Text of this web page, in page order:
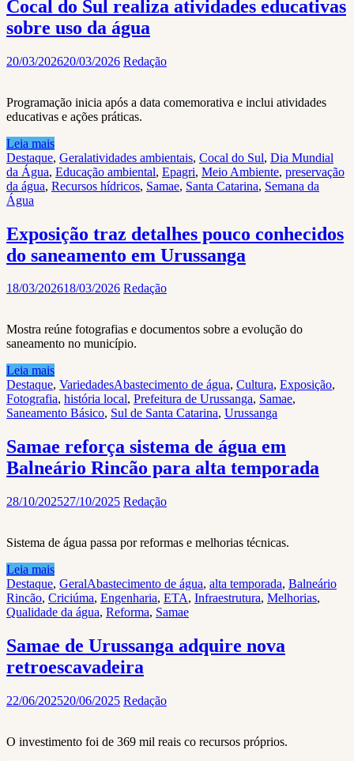
Cocal do Sul realiza atividades educativas
sobre uso da água
20/03/202620/03/2026 Redação
Programação inicia após a data comemorativa e inclui atividades
educativas e ações práticas.
Leia mais
Destaque, Geralatividades ambientais, Cocal do Sul, Dia Mundial
da Água, Educação ambiental, Epagri, Meio Ambiente, preservação
da água, Recursos hídricos, Samae, Santa Catarina, Semana da
Água
Exposição traz detalhes pouco conhecidos
do saneamento em Urussanga
18/03/202618/03/2026 Redação
Mostra reúne fotografias e documentos sobre a evolução do
saneamento no município.
Leia mais
Destaque, VariedadesAbastecimento de água, Cultura, Exposição,
Fotografia, história local, Prefeitura de Urussanga, Samae,
Saneamento Básico, Sul de Santa Catarina, Urussanga
Samae reforça sistema de água em
Balneário Rincão para alta temporada
28/10/202527/10/2025 Redação
Sistema de água passa por reformas e melhorias técnicas.
Leia mais
Destaque, GeralAbastecimento de água, alta temporada, Balneário
Rincão, Criciúma, Engenharia, ETA, Infraestrutura, Melhorias,
Qualidade da água, Reforma, Samae
Samae de Urussanga adquire nova
retroescavadeira
22/06/202520/06/2025 Redação
O investimento foi de 369 mil reais co recursos próprios.